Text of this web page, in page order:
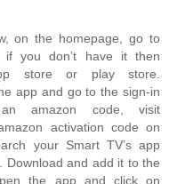
on the homepage, go to
if you don’t have it then
store or play store.
app and go to the sign-in
amazon code, visit
activation code on
your Smart TV’s app
Download and add it to the
the app and click on